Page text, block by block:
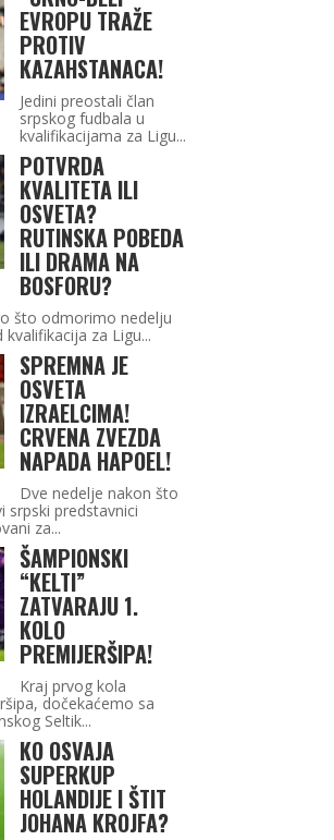
EVROPU TRAŽE
PROTIV
KAZAHSTANACA!
Jedini preostali član
srpskog fudbala u
kvalifikacijama za Ligu...
POTVRDA
KVALITETA ILI
OSVETA?
RUTINSKA POBEDA
ILI DRAMA NA
BOSFORU?
što odmorimo nedelju
kvalifikacija za Ligu...
SPREMNA JE
OSVETA
IZRAELCIMA!
CRVENA ZVEZDA
NAPADA HAPOEL!
Dve nedelje nakon što
srpski predstavnici
za...
ŠAMPIONSKI
“KELTI”
ZATVARAJU 1.
KOLO
PREMIJERŠIPA!
Kraj prvog kola
dočekaćemo sa
Seltik...
KO OSVAJA
SUPERKUP
HOLANDIJE I ŠTIT
JOHANA KROJFA?